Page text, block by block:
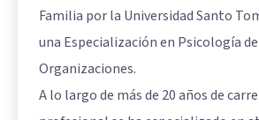
Familia por la Universidad Santo
una Especialización en Psicología
Organizaciones.
A lo largo de más de 20 años de